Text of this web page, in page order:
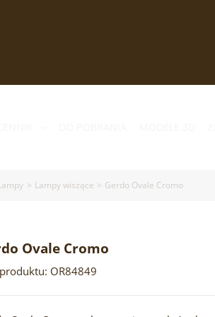
Lampy wiszące Gerdo Ovale Cromo
Ovale Cromo
OR84849